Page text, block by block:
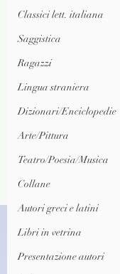
Classici lett. italiana
Saggistica
Ragazzi
Lingua straniera
Dizionari/Enciclopedie
Arte/Pittura
Teatro/Poesia/Musica
Collane
Autori greci e latini
Libri in vetrina
Presentazione autori